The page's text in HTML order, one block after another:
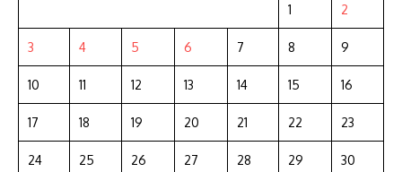
1 2
3 4 5 6 7 8 9
10 11 12 13 14 15 16
17 18 19 20 21 22 23
24 25 26 27 28 29 30